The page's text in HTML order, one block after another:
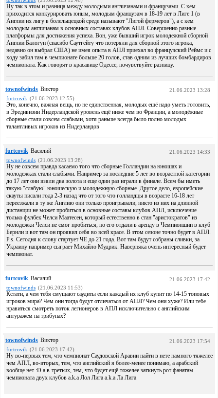
Ну так в этом и разница между молодыми англичанами и французами. С кем
приходится конкурировать юным, молодым французам в 18-19 лет в Лиге 1 (в
Англии их лигу в болельщецкой среде называют "Лигой фермеров"), а с кем
молодым англичанам в основных составах клубов АПЛ. Совершенно разные
платформы для достижения успеха. Вон, уже бывший игрок молодежной сборной
Англии Балогун (спасибо Саутгейту что потеряли для сборной этого игрока,
недавно он выбрал США) не имея опыта в АПЛ приехал во французский Реймс и с
ходу забил там в чемпионате больше 20 голов, став одним из лучших бомбардиров
чемпионата. Как говорят в красавице Одессе, почувствуйте разницу.
townofwinds Виктор
21.06.2023 13:28
furtcovik (21.06.2023 12:55)
Это, конечно, важная вещь, но не единственная, молодых ещё надо уметь готовить,
в Эредивизии Нидерландской уровень ещё ниже чем во Франции, а молодёжные
сборные стали совсем слабыми, хотя раньше всегда было полно молодых
талантливых игроков из Нидерландов
furtcovik Василий
21.06.2023 14:33
townofwinds (21.06.2023 13:28)
Ну не совсем правда касаемо того что сборные Голландии на юношах и
молодежках стали слабыми. Например за последние 5 лет во возрастной категории
до 17 лет они взяли два золота и еще один раз играли в финале. Всем бы иметь
такую "слабую" юношескую и молодежную сборные. Другое дело, европейские
скауты писали года 2-3 назад что от того что голландцы в возрасте 16-18 лет
переезжали в ту же Англию они только проигрывали, никто из них на длинной
дистанции не может пробиться в основные составы клубов АПЛ, исключение
только фулбек Челси Маатесен, который естественно в стан "аристократов" из
молодежки Челси не смог пробиться, но его отдали в аренду в Чемпионшип в клуб
Бернли и вот там он проявил себя во всей красе. В этом сезоне точно будет в АПЛ.
P.s. Сегодня к слову стартует ЧЕ до 21 года. Вот там будут собраны сливки, за
Украину например сыграет Михайло Мудрик. Наверняка очень интересный будет
чемпионат.
furtcovik Василий
21.06.2023 17:42
townofwinds (21.06.2023 11:53)
Кстати, а чем тебя смущают саудиты если каждый их клуб купит по 14-15 топовых
игроков мира? Чем они тогда будут отличаться от АПЛ? Чем они хуже? Или тебе
нравиться смотреть поток легионеров в АПЛ исключительно с английским
антуражем на трибунах?
townofwinds Виктор
21.06.2023 17:54
furtcovik (21.06.2023 17:42)
Ну во-первых тем, что чемпионат Саудовской Аравии найти в нете намного тяжелее
чем АПЛ, во-вторых, тем, что английский я более-менее понимаю, а арабский
вообще нет :D а в-третьих, тем, что будет ещё тяжелее заткнуть рот фанатам
чемпионата двух клубов a.k.a Лол Лига a.k.a Ла Лига